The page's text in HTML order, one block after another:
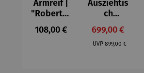
Armreif |
"Roberta"
– Anna
Mütz
Regulärer Preis:
108,00 €
Ausziehtis
ch
Aluminium
– Valor
Verkaufspreis:
699,00 €
UVP Regulärer Preis:
899,00 €